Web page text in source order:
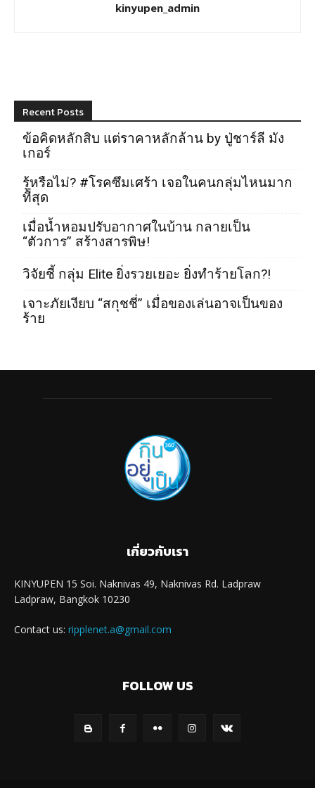
kinyupen_admin
Recent Posts
ข้อคิดหลักสิบ แต่ราคาหลักล้าน by ปู่ชาร์ลี มัง
เกอร์
รู้หรือไม่? #โรคซึมเศร้า เจอในคนกลุ่มไหนมาก
ที่สุด
เมื่อน้ำหอมปรับอากาศในบ้าน กลายเป็น
“ตัวการ” สร้างสารพิษ!
วิจัยชี้ กลุ่ม Elite ยิ่งรวยเยอะ ยิ่งทำร้ายโลก?!
เจาะภัยเงียบ “สกุชชี่” เมื่อของเล่นอาจเป็นของ
ร้าย
เกี่ยวกับเรา
KINYUPEN 15 Soi. Naknivas 49, Naknivas Rd. Ladpraw
Ladpraw, Bangkok 10230
Contact us: ripplenet.a@gmail.com
FOLLOW US